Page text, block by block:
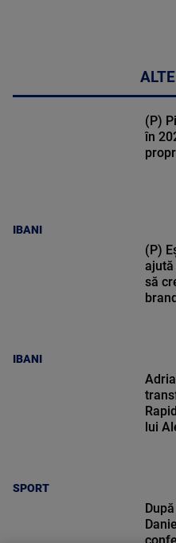
IBANI
(P)
în
IBANI
(P)
ajută
să
SPORT
lui